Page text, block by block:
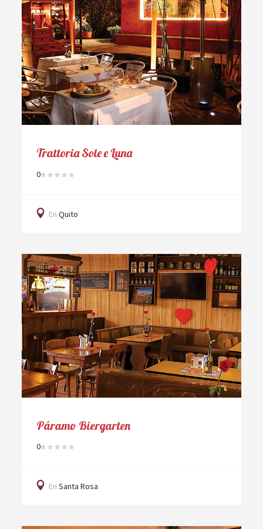
Trattoria Sole e Luna
0
En Quito
Páramo Biergarten
0
En Santa Rosa